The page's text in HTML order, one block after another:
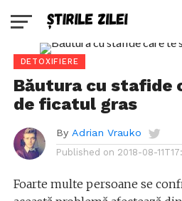
DETOXIFIERE
Băutura cu stafide
de ficatul gras
By Adrian Vrauko
Published on 2018-08-
Foarte multe persoane se